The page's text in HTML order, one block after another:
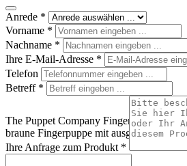
The Puppet Company Fingerpuppe
braune Fingerpuppe mit ausgebreiteten
Anrede *
Vorname *
Nachname *
Ihre E-Mail-Adresse *
Telefon
Betreff *
Ihre Anfrage zum Produkt *